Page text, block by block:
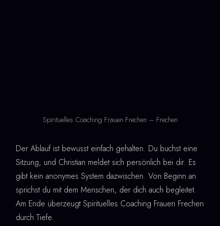
Spirituelles Coaching Frauen Frechen – Frechen
Der Ablauf ist bewusst einfach gehalten. Du buchst eine
Sitzung, und Christian meldet sich persönlich bei dir. Es
gibt kein anonymes System dazwischen. Von Beginn an
sprichst du mit dem Menschen, der dich auch begleitet.
Am Ende überzeugt Spirituelles Coaching Frauen Frechen
durch Tiefe.